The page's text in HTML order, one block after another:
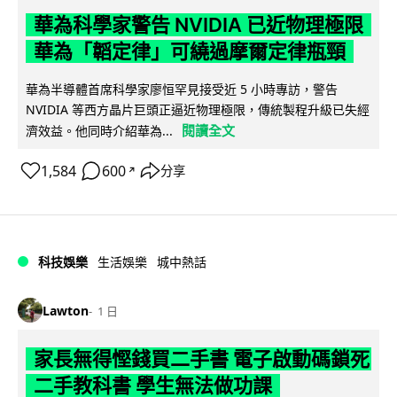
華為科學家警告 NVIDIA 已近物理極限
華為「韜定律」可繞過摩爾定律瓶頸
華為半導體首席科學家廖恒罕見接受近 5 小時專訪，警告
NVIDIA 等西方晶片巨頭正逼近物理極限，傳統製程升級已失經
濟效益。他同時介紹華為...
閱讀全文
1,584 600 ↗ 分享
科技娛樂 生活娛樂 城中熱話
Lawton 1 日
家長無得慳錢買二手書 電子啟動碼鎖死
二手教科書 學生無法做功課